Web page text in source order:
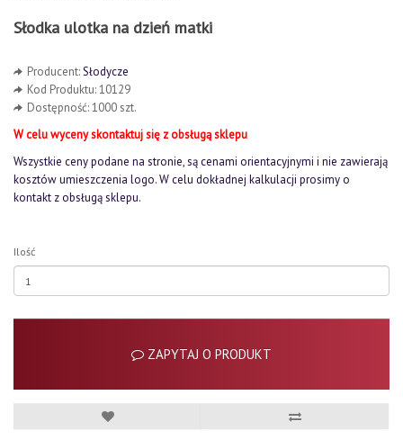
Słodka ulotka na dzień matki
Producent:Słodycze
Kod Produktu: 10129
Dostępność: 1000 szt.
W celu wyceny skontaktuj się z obsługą sklepu
Wszystkie ceny podane na stronie, są cenami orientacyjnymi i nie zawierają
kosztów umieszczenia logo. W celu dokładnej kalkulacji prosimy o
kontakt z obsługą sklepu.
Ilość
ZAPYTAJ O PRODUKT